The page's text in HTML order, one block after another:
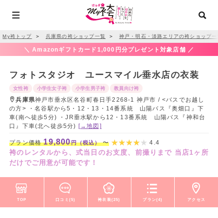
My袴トップ ＞ 兵庫県の袴ショップ一覧 ＞ 神戸・明石・淡路エリアの袴ショップ一
＼ Amazonギフトカード1,000円分プレゼント対象店舗 ／
フォトスタジオ ユースマイル垂水店の衣装
女性袴 小学生女子袴 小学生男子袴 教員向け袴
兵庫県神戸市垂水区名谷町春日手2268-1 神戸市 / <バスでお越し
の方> ・名谷駅から5・12・13・14番系統 山陽バス『奥畑口』下
車(南へ徒歩5分) ・JR垂水駅から12・13番系統 山陽バス『神和台
口』下車(北へ徒歩5分) [→地図]
プラン価格19,800円（税込）〜 4.4
袴のレンタルから、式当日のお支度、前撮りまで 当店1ヶ所
だけでご用意が可能です！
TOP 口コミ(5) 袴衣装(25) プラン(4) アクセス